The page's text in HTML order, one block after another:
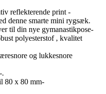
reflekterende print -
denne smarte mini rygsæk.
til din nye gymanastikpose-
polyesterstof , kvalitet
og lukkesnore
.
80 x 80 mm-